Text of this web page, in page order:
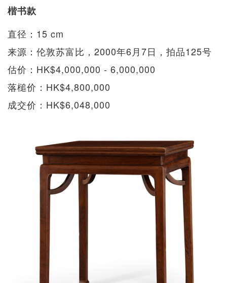
楷书款
直径：15 cm
来源：伦敦苏富比，2000年6月7日，拍品125号
估价：HK$4,000,000 - 6,000,000
落槌价：HK$4,800,000
成交价：HK$6,048,000